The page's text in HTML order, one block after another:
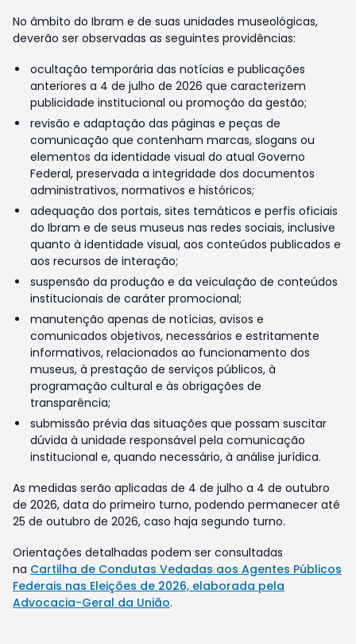
No âmbito do Ibram e de suas unidades museológicas,
deverão ser observadas as seguintes providências:
ocultação temporária das notícias e publicações
anteriores a 4 de julho de 2026 que caracterizem
publicidade institucional ou promoção da gestão;
revisão e adaptação das páginas e peças de
comunicação que contenham marcas, slogans ou
elementos da identidade visual do atual Governo
Federal, preservada a integridade dos documentos
administrativos, normativos e históricos;
adequação dos portais, sites temáticos e perfis oficiais
do Ibram e de seus museus nas redes sociais, inclusive
quanto à identidade visual, aos conteúdos publicados e
aos recursos de interação;
suspensão da produção e da veiculação de conteúdos
institucionais de caráter promocional;
manutenção apenas de notícias, avisos e
comunicados objetivos, necessários e estritamente
informativos, relacionados ao funcionamento dos
museus, à prestação de serviços públicos, à
programação cultural e às obrigações de
transparência;
submissão prévia das situações que possam suscitar
dúvida à unidade responsável pela comunicação
institucional e, quando necessário, à análise jurídica.
As medidas serão aplicadas de 4 de julho a 4 de outubro
de 2026, data do primeiro turno, podendo permanecer até
25 de outubro de 2026, caso haja segundo turno.
Orientações detalhadas podem ser consultadas
na Cartilha de Condutas Vedadas aos Agentes Públicos
Federais nas Eleições de 2026, elaborada pela
Advocacia-Geral da União.